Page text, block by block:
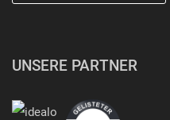
UNSERE PARTNER